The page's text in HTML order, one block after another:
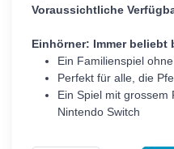
Voraussichtliche
Einhörner: Immer beliebt
Ein Familienspiel
Perfekt für alle, die
Ein Spiel mit grossem
Nintendo Switch